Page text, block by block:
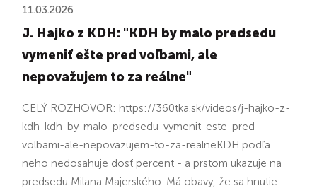
11.03.2026
J. Hajko z KDH: "KDH by malo predsedu
vymeniť ešte pred voľbami, ale
nepovažujem to za reálne"
CELÝ ROZHOVOR: https://360tka.sk/videos/j-hajko-z-
kdh-kdh-by-malo-predsedu-vymenit-este-pred-
volbami-ale-nepovazujem-to-za-realneKDH podľa
neho nedosahuje dosť percent - a prstom ukazuje na
predsedu Milana Majerského. Má obavy, že sa hnutie